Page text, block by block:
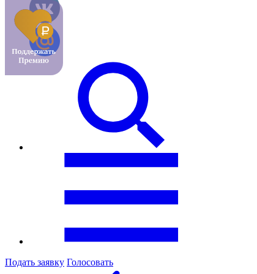
Подать заявку Голосовать